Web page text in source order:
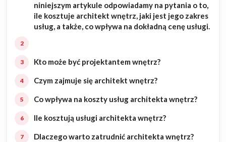
Budynki biurowe
Realizacje
Referencje
Ogrody
niniejszym artykule odpowiadamy na pytania o to,
ile kosztuje architekt wnętrz, jaki jest jego zakres
usług, a także, co wpływa na dokładną cenę usługi.
Kto może być projektantem wnętrz?
Czym zajmuje się architekt wnętrz?
Co wpływa na koszty usług architekta wnętrz?
Ile kosztują usługi architekta wnętrz?
Dlaczego warto zatrudnić architekta wnętrz?